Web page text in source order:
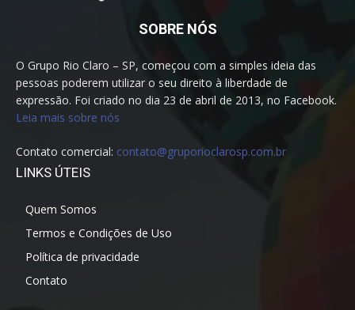
SOBRE NÓS
O Grupo Rio Claro – SP, começou com a simples ideia das
pessoas poderem utilizar o seu direito à liberdade de
expressão. Foi criado no dia 23 de abril de 2013, no Facebook.
Leia mais sobre nós
Contato comercial: contato@gruporioclarosp.com.br
LINKS ÚTEIS
Quem Somos
Termos e Condições de Uso
Política de privacidade
Contato